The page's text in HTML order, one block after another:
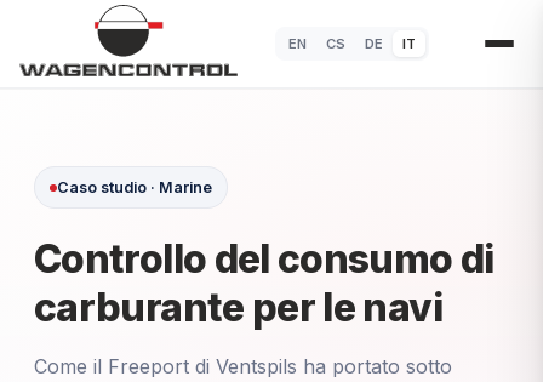
EN CS DE IT
Caso studio · Marine
Controllo del consumo di
carburante per le navi
Come il Freeport di Ventspils ha portato sotto